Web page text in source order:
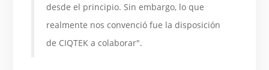
desde el principio. Sin embargo, lo que
realmente nos convenció fue la disposición
de CIQTEK a colaborar".